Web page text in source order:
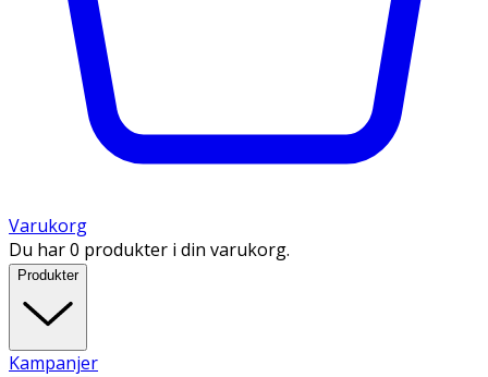
Varukorg
Du har 0 produkter i din varukorg.
Produkter
Kampanjer